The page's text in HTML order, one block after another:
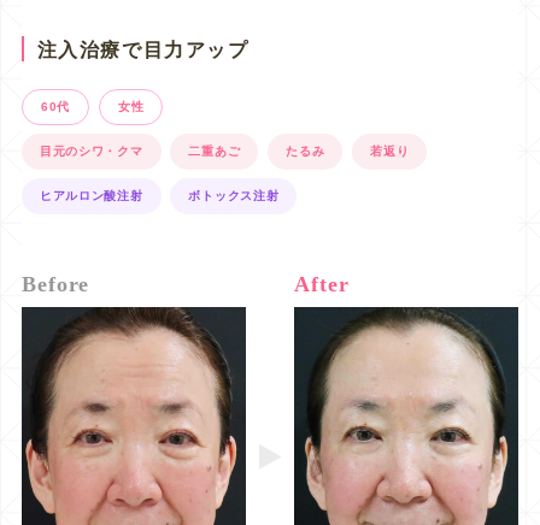
注入治療で目力アップ
60代 女性
目元のシワ・クマ 二重あご たるみ 若返り
ヒアルロン酸注射 ボトックス注射
Before After